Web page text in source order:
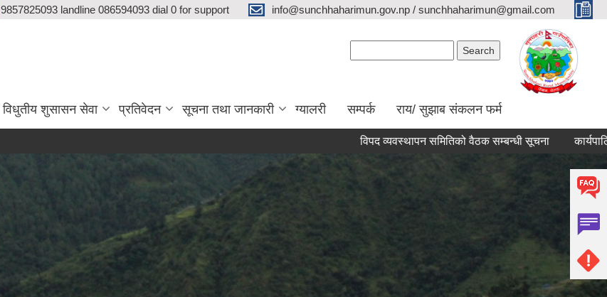
9857825093 landline 086594093 dial 0 for support info@sunchhaharimun.gov.np / sunchhaharimun@gmail.com
विधुतीय शुसासन सेवा प्रतिवेदन सूचना तथा जानकारी ग्यालरी सम्पर्क राय/ सुझाब संकलन फर्म
विपद व्यवस्थापन समितिको वैठक सम्बन्धी सूचना कार्यपालिका वैठक